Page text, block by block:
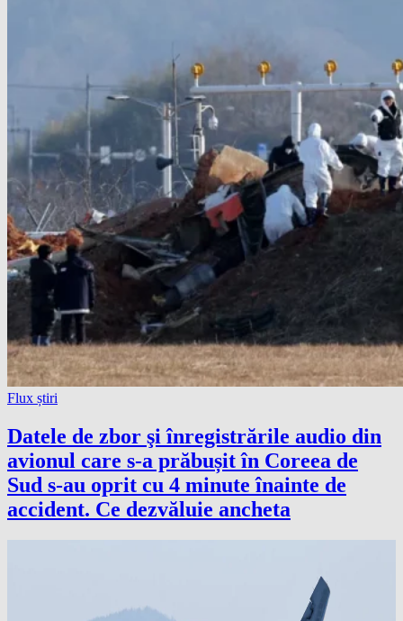
Flux știri
Datele de zbor şi înregistrările audio din
avionul care s-a prăbușit în Coreea de
Sud s-au oprit cu 4 minute înainte de
accident. Ce dezvăluie ancheta